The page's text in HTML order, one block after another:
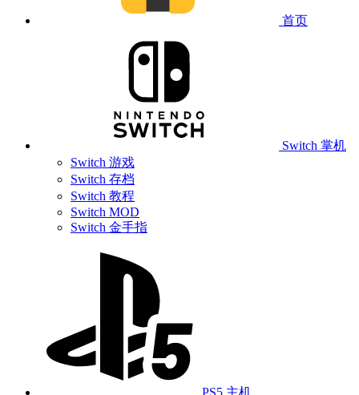
首页
Switch 掌机
Switch 游戏
Switch 存档
Switch 教程
Switch MOD
Switch 金手指